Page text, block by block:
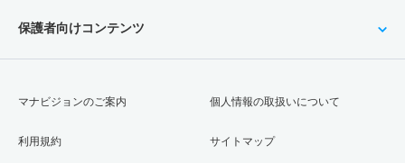
保護者向けコンテンツ
マナビジョンのご案内
利用規約
個人情報の取扱いについて
サイトマップ